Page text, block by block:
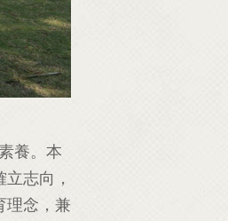
養。本
志向，
理念，兼